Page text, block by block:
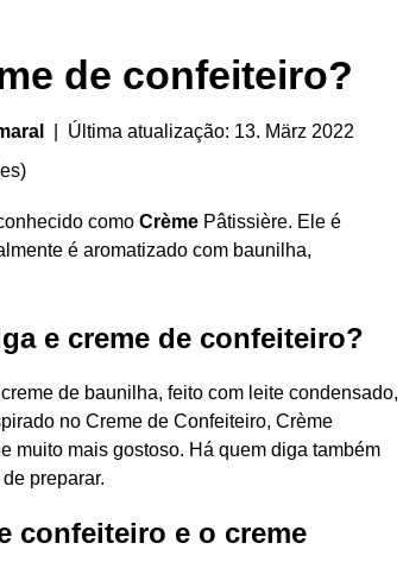
de confeiteiro?
| Última atualização: 13. März 2022
)
como Crème Pâtissière. Ele é
é aromatizado com baunilha,
e creme de confeiteiro?
de baunilha, feito com leite condensado,
no Creme de Confeiteiro, Crème
muito mais gostoso. Há quem diga também
preparar.
confeiteiro e o creme